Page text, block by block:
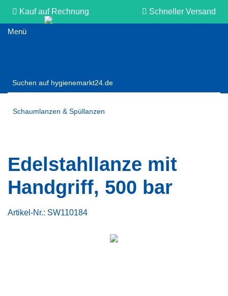
Kauf auf Rechnung Schneller Versand
Schaumlanzen & Spüllanzen
Edelstahllanze mit
Handgriff, 500 bar
Artikel-Nr.: SW110184